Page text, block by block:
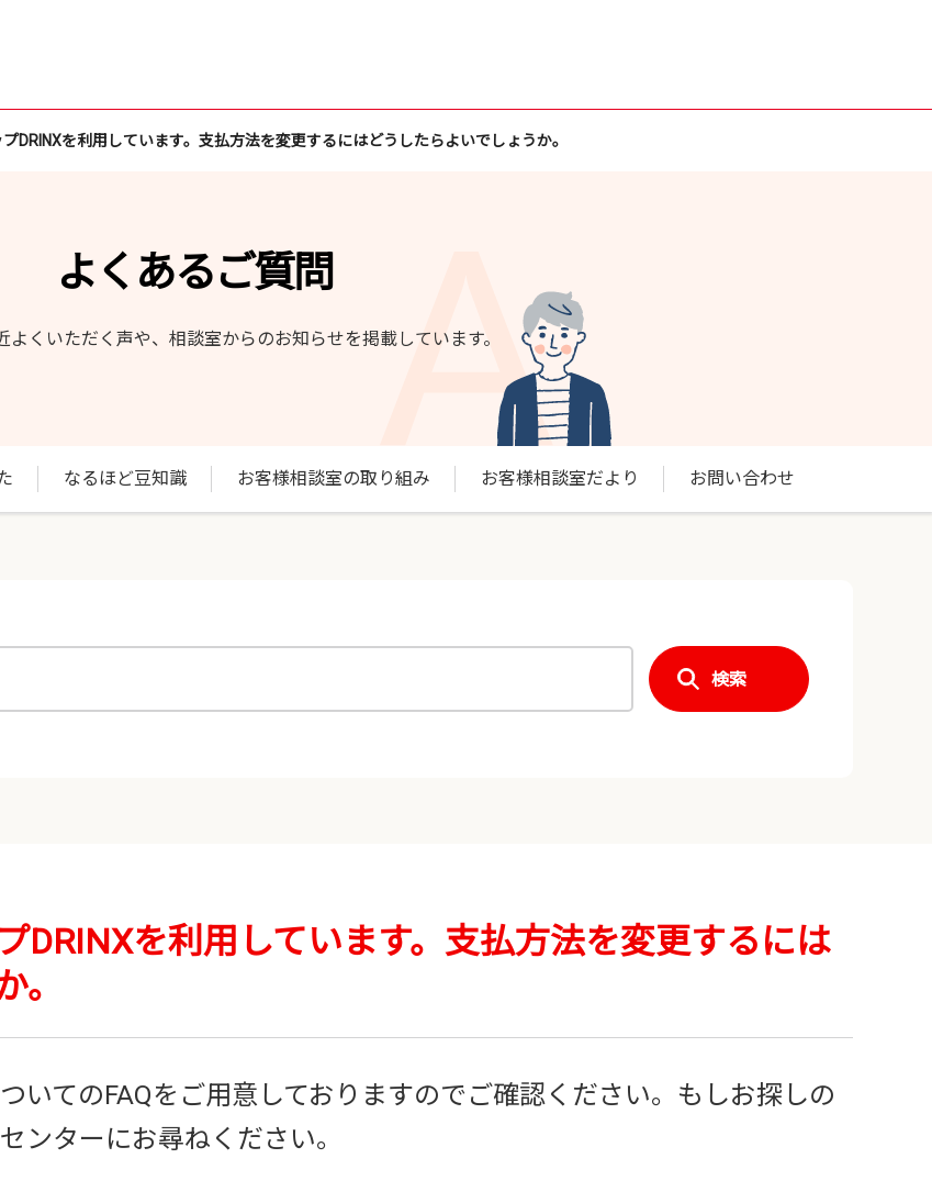
DRINXを利用しています。支払方法を変更するにはどうしたらよいでしょうか。
よくあるご質問
よくいただく声や、相談室からのお知らせを掲載しています。
なるほど豆知識 お客様相談室の取り組み お客様相談室だより お問い合わせ
検索
DRINXを利用しています。支払方法を変更するには
。
いてのFAQをご用意しておりますのでご確認ください。もしお探しの
ンターにお尋ねください。